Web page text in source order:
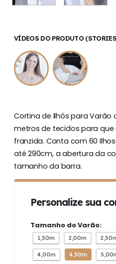
VÍDEOS DO PRODUTO
Cortina de Ilhós para Varão
metros de tecidos para
franzida. Conta com 60
até 290cm, a abertura da
tamanho da barra.
Personalize sua
Tamanho do Varão:
1,50m 2,00m
4,00m 4,50m